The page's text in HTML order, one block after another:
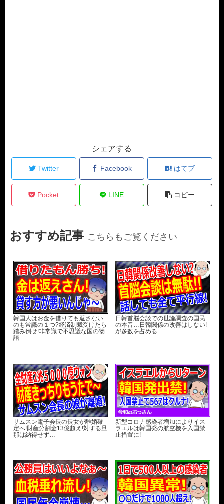
シェアする
Twitter Facebook はてブ
Pocket LINE コピー
おすすめ記事 こちらもご覧ください
韓国人はお金を借りても返さない
のも常識の１つ?経済制裁受けたら
踏み倒せ!非常識で不思議な国の物
語
日韓首脳会談での世論調査の国民
の本音…日韓関係の改善はしない!
が多数を占める
サムスン電子会長の長女が離婚確
定へ!財産分割金13億超え!対する旦
那は納得せず…
新型コロナ感染者増加によりイス
ラエルは韓国発の航空機を入国禁
止措置に!